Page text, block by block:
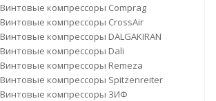
Винтовые компрессоры Comprag
Винтовые компрессоры CrossAir
Винтовые компрессоры DALGAKIRAN
Винтовые компрессоры Dali
Винтовые компрессоры Remeza
Винтовые компрессоры Spitzenreiter
Винтовые компрессоры ЗИФ